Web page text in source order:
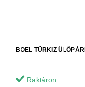
BOEL TÜRKIZ
Raktáron